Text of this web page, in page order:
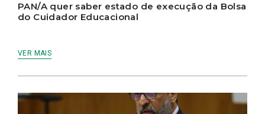
PAN/A quer saber estado de execução da Bolsa
do Cuidador Educacional
VER MAIS